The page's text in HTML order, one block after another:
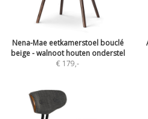
Nena-Mae eetkamerstoel bouclé
beige - walnoot houten onderstel
€ 179,-